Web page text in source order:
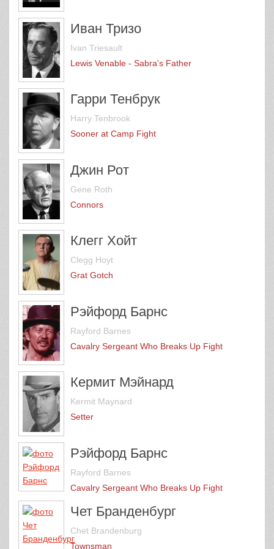
Иван Тризо
Ivan Triesault
Lewis Venable - Sabra's Father
Гарри Тенбрук
Harry Tenbrook
Sooner at Camp Fight
Джин Рот
Gene Roth
Connors
Клегг Хойт
Clegg Hoyt
Grat Gotch
Рэйфорд Барнс
Rayford Barnes
Cavalry Sergeant Who Breaks Up Fight
Кермит Мэйнард
Kermit Maynard
Setter
Рэйфорд Барнс
Rayford Barnes
Cavalry Sergeant Who Breaks Up Fight
Чет Бранденбург
Chet Brandenburg
Townsman